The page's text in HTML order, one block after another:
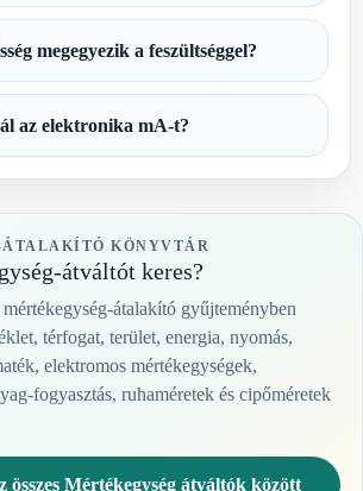
megegyezik a feszültséggel?
az elektronika mA-t?
ÁTALAKÍTÓ KÖNYVTÁR
átváltót keres?
átalakító gyűjteményben
térfogat, terület, energia, nyomás,
elektromos mértékegységek,
fogyasztás, ruhaméretek és cipőméretek
összes Mértékegység átváltók között